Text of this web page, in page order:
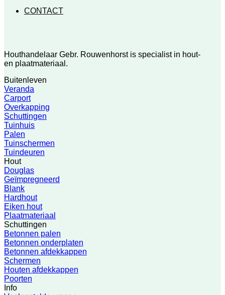
CONTACT
Houthandelaar Gebr. Rouwenhorst is specialist in hout-
en plaatmateriaal.
Buitenleven
Veranda
Carport
Overkapping
Schuttingen
Tuinhuis
Palen
Tuinschermen
Tuindeuren
Hout
Douglas
Geïmpregneerd
Blank
Hardhout
Eiken hout
Plaatmateriaal
Schuttingen
Betonnen palen
Betonnen onderplaten
Betonnen afdekkappen
Schermen
Houten afdekkappen
Poorten
Info